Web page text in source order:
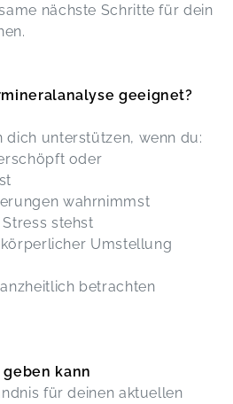
nächste Schritte für dein
geeignet?
dich unterstützen, wenn du:
oder
wahrnimmst
stehst
körperlicher Umstellung
betrachten
kann
für deinen aktuellen